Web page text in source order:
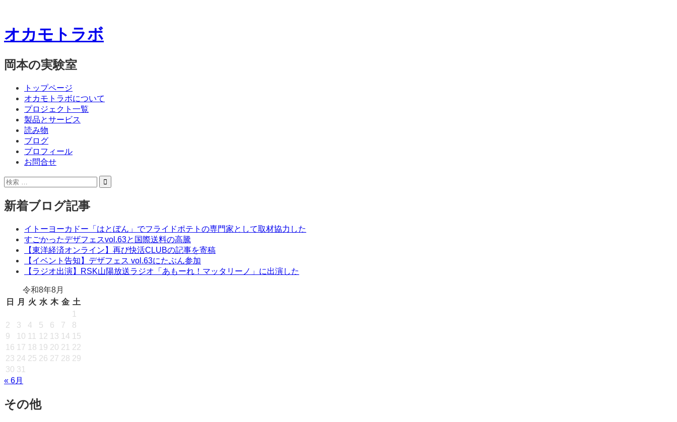
オカモトラボ
岡本の実験室
プ
トップページ
オカモトラボについて
プロジェクト一覧
製品とサービス
読み物
ブログ
プロフィール
お問合せ
サ
ド
バ
検
新着ブログ記事
イトーヨーカドー「はとぼん」でフライドポテトの専門家として取材協力した
すごかったデザフェスvol.63と国際送料の高騰
【東洋経済オンライン】再び快活CLUBの記事を寄稿
【イベント告知】デザフェス vol.63にたぶん参加
【ラジオ出演】RSK山陽放送ラジオ「あもーれ！マッタリーノ」に出演した
令和8年8月
日
月 火 水 木 金 土
1
2
3 4 5 6 7
8
9
10 11 12 13 14 15
16 17 18 19 20 21 22
23 24 25 26 27 28 29
30 31
« 6月
その他